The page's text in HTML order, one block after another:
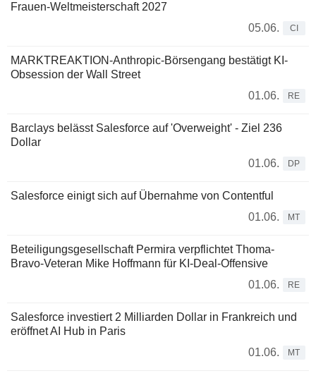
Frauen-Weltmeisterschaft 2027
05.06.
CI
MARKTREAKTION-Anthropic-Börsengang bestätigt KI-
Obsession der Wall Street
01.06.
RE
Barclays belässt Salesforce auf 'Overweight' - Ziel 236
Dollar
01.06.
DP
Salesforce einigt sich auf Übernahme von Contentful
01.06.
MT
Beteiligungsgesellschaft Permira verpflichtet Thoma-
Bravo-Veteran Mike Hoffmann für KI-Deal-Offensive
01.06.
RE
Salesforce investiert 2 Milliarden Dollar in Frankreich und
eröffnet AI Hub in Paris
01.06.
MT